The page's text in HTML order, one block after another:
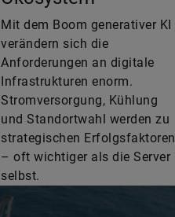
Mit dem Boom generativer KI
verändern sich die
Anforderungen an digitale
Infrastrukturen enorm.
Stromversorgung, Kühlung
und Standortwahl werden zu
strategischen Erfolgsfaktoren
– oft wichtiger als die Server
selbst.